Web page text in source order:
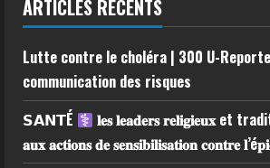
ARTICLES RÉCENTS
Lutte contre le choléra | 300 U-
communication des risques
𝗦𝗔𝗡𝗧É
𝐥𝐞𝐬 𝐥𝐞𝐚𝐝𝐞𝐫𝐬 𝐫𝐞𝐥𝐢𝐠𝐢𝐞𝐮𝐱 et
𝐚𝐮𝐱 𝐚𝐜𝐭𝐢𝐨𝐧𝐬 𝐝𝐞 𝐬𝐞𝐧𝐬𝐢𝐛𝐢𝐥𝐢𝐬𝐚𝐭𝐢𝐨𝐧 𝐜𝐨𝐧𝐭𝐫𝐞